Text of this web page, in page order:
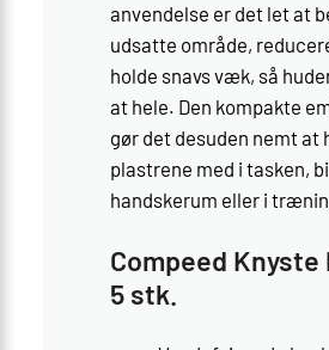
anvendelse er det let at
udsatte område,
holde snavs væk, så
at hele. Den kompakte
gør det desuden nemt at
plastrene med i tasken,
handskerum eller i
Compeed
5 stk.